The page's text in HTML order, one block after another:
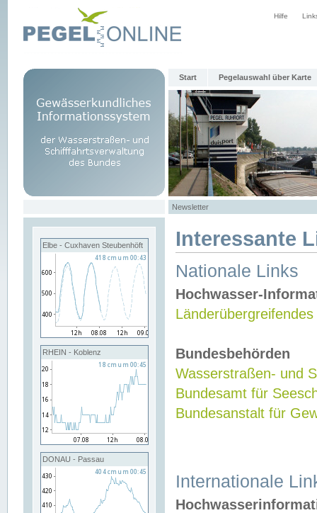
Hilfe
Start Pegelauswahl über Karte
Newsletter
Elbe - Cuxhaven Steubenhöft
RHEIN - Koblenz
DONAU - Passau
Interessante
Nationale Links
Hochwasser-
Bundesbehörden
Wasserstraßen- und
Bundesamt für
Bundesanstalt für
Internationale